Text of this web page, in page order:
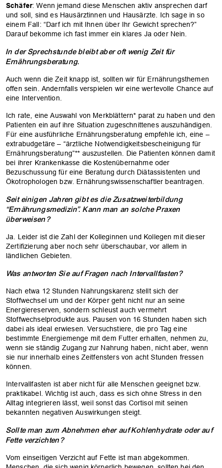
Schäfer: Wenn jemand diese Menschen aktiv ansprechen darf
und soll, sind es Hausärztinnen und Hausärzte. Ich sage in so
einem Fall: “Darf ich mit Ihnen über Ihr Gewicht sprechen?”
Darauf bekomme ich fast immer ein klares Ja oder Nein.
In der Sprechstunde bleibt aber oft wenig Zeit für
Ernährungsberatung.
Auch wenn die Zeit knapp ist, sollten wir für Ernährungsthemen
offen sein. Andernfalls verspielen wir eine wertevolle Chance auf
eine Intervention.
Ich rate, eine Auswahl von Merkblättern* parat zu haben und den
Patienten ein auf ihre Situation zugeschnittenes auszuhändigen.
Für eine ausführliche Ernährungsberatung empfehle ich, eine –
extrabudgetäre – “ärztliche Notwendigkeitsbescheinigung für
Ernährungsberatung”** auszustellen. Die Patienten können damit
bei ihrer Krankenkasse die Kostenübernahme oder
Bezuschussung für eine Beratung durch Diätassistenten und
Ökotrophologen bzw. Ernährungswissenschaftler beantragen.
Seit einigen Jahren gibt es die Zusatzweiterbildung
“Ernährungsmedizin”. Kann man an solche Praxen
überweisen?
Ja. Leider ist die Zahl der Kolleginnen und Kollegen mit dieser
Zertifizierung aber noch sehr überschaubar, vor allem in
ländlichen Gebieten.
Was antworten Sie auf Fragen nach Intervallfasten?
Nach etwa 12 Stunden Nahrungskarenz stellt sich der
Stoffwechsel um und der Körper geht nicht nur an seine
Energiereserven, sondern schleust auch vermehrt
Stoffwechselprodukte aus. Pausen von 16 Stunden haben sich
dabei als ideal erwiesen. Versuchstiere, die pro Tag eine
bestimmte Energiemenge mit dem Futter erhalten, nehmen zu,
wenn sie ständig Zugang zur Nahrung haben, nicht aber, wenn
sie nur innerhalb eines Zeitfensters von acht Stunden fressen
können.
Intervallfasten ist aber nicht für alle Menschen geeignet bzw.
praktikabel. Wichtig ist auch, dass es sich ohne Stress in den
Alltag integrieren lässt, weil sonst das Cortisol mit seinen
bekannten negativen Auswirkungen steigt.
Sollte man zum Abnehmen eher auf Kohlenhydrate oder auf
Fette verzichten?
Vom einseitigen Verzicht auf Fette ist man abgekommen.